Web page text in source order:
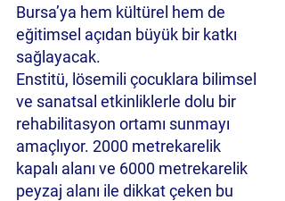
Bursa’ya hem kültürel hem de
eğitimsel açıdan büyük bir katkı
sağlayacak.
Enstitü, lösemili çocuklara bilimsel
ve sanatsal etkinliklerle dolu bir
rehabilitasyon ortamı sunmayı
amaçlıyor. 2000 metrekarelik
kapalı alanı ve 6000 metrekarelik
peyzaj alanı ile dikkat çeken bu